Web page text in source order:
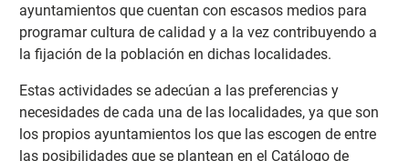
ayuntamientos que cuentan con escasos medios para
programar cultura de calidad y a la vez contribuyendo a
la fijación de la población en dichas localidades.
Estas actividades se adecúan a las preferencias y
necesidades de cada una de las localidades, ya que son
los propios ayuntamientos los que las escogen de entre
las posibilidades que se plantean en el Catálogo de